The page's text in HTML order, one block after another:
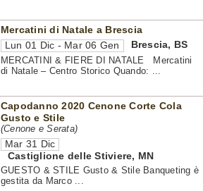
Mercatini di Natale a Brescia
Lun 01 Dic - Mar 06 Gen Brescia, BS
MERCATINI & FIERE DI NATALE Mercatini
di Natale – Centro Storico Quando: ...
Capodanno 2020 Cenone Corte Cola
Gusto e Stile
(Cenone e Serata)
Mar 31 Dic
Castiglione delle Stiviere, MN
GUESTO & STILE Gusto & Stile Banqueting è
gestita da Marco ...